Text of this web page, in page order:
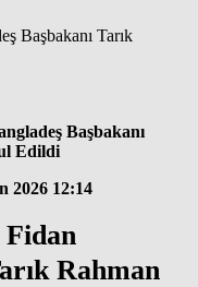
Başbakanı
Edildi
2026 12:14
Fidan
Rahman